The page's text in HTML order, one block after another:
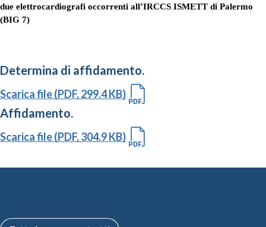
due elettrocardiografi occorrenti all’IRCCS ISMETT di Palermo
(BIG 7)
Determina di affidamento.
Scarica file (PDF, 299.4 KB)
Affidamento.
Scarica file (PDF, 304.9 KB)